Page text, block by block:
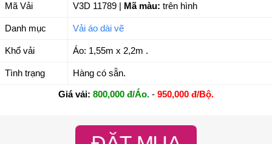
Mã Vải V3D 11789 Mã màu: trên hình
Danh mục Vải áo dài vẽ
Khổ vải Áo: 1,55m x 2,2m .
Tình trạng Hàng có sẵn.
Giá vải: 800,000 đ/Áo. - 950,000 đ/Bộ.